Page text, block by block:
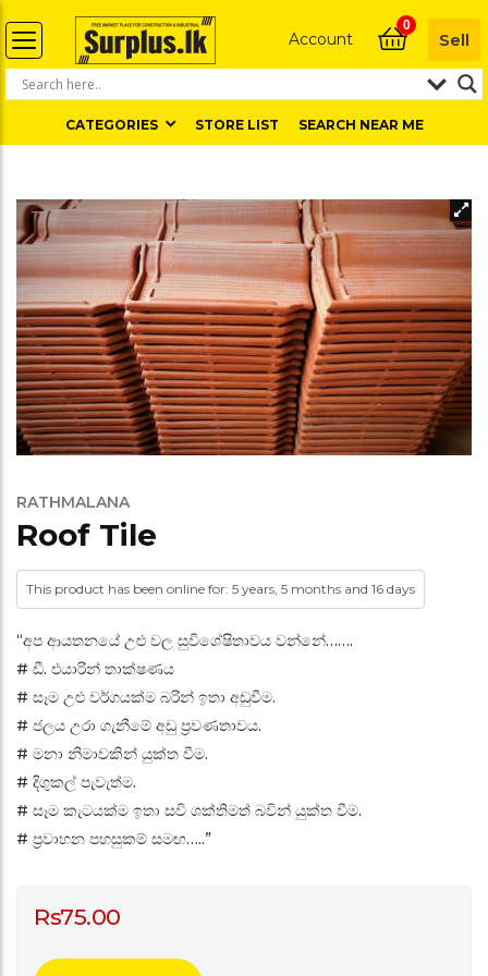
Account
0
Sell
CATEGORIES STORE LIST SEARCH NEAR ME
RATHMALANA
Roof Tile
This product has been online for: 5 years, 5 months and 16 days
“අප ආයතනයේ උළු වල සුවිශේෂිතාවය වන්නේ…….
# ඩී. එයාරින් තාක්ෂණය
# සෑම උළු වර්ගයක්ම බරින් ඉතා අඩුවීම.
# ජලය උරා ගැනීමේ අඩු ප්‍රවණතාවය.
# මනා නිමාවකින් යුක්ත වීම.
# දිගුකල් පැවැත්ම.
# සෑම කැටයක්ම ඉතා සවි ශක්තිමත් බවින් යුක්ත වීම.
# ප්‍රවාහන පහසුකම් සමඟ…..”
Rs75.00